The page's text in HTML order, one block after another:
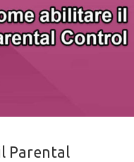
in Windows 10. Guida
delle opzioni
Parental